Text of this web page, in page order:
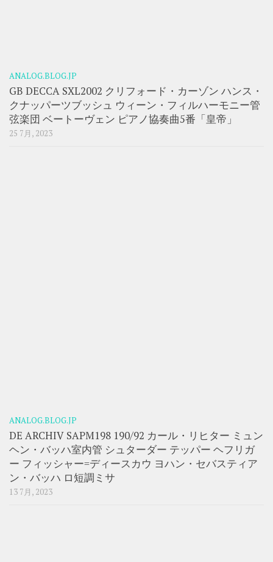
ANALOG.BLOG.JP
GB DECCA SXL2002 クリフォード・カーゾン ハンス・
クナッパーツブッシュ ウィーン・フィルハーモニー管
弦楽団 ベートーヴェン ピアノ協奏曲5番「皇帝」
25 7月, 2023
ANALOG.BLOG.JP
DE ARCHIV SAPM198 190/92 カール・リヒター ミュン
ヘン・バッハ室内管 シュターダー テッパー ヘフリガ
ー フィッシャー=ディースカウ ヨハン・セバスティア
ン・バッハ ロ短調ミサ
13 7月, 2023